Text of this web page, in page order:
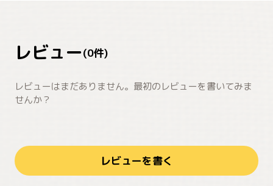
レビュー(0件)
レビューはまだありません。最初のレビューを書いてみま
せんか？
レビューを書く